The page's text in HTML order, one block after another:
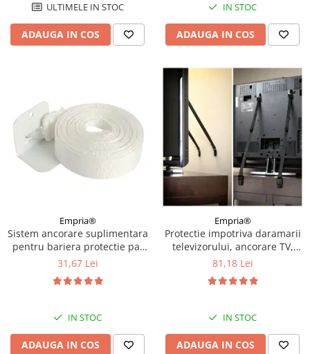
ULTIMELE IN STOC
ADAUGA IN COS
IN STOC
ADAUGA IN COS
Empria®
Sistem ancorare suplimentara
pentru bariera protectie pat
copii
31,67 Lei
IN STOC
ADAUGA IN COS
Empria®
Protectie impotriva daramarii
televizorului, ancorare TV,
protectie cutremur, chingi din
81,18 Lei
IN STOC
ADAUGA IN COS